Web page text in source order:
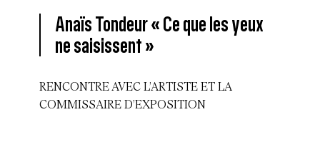
Anaïs Tondeur « Ce que les yeux
ne saisissent »
RENCONTRE AVEC L’ARTISTE ET LA
COMMISSAIRE D’EXPOSITION